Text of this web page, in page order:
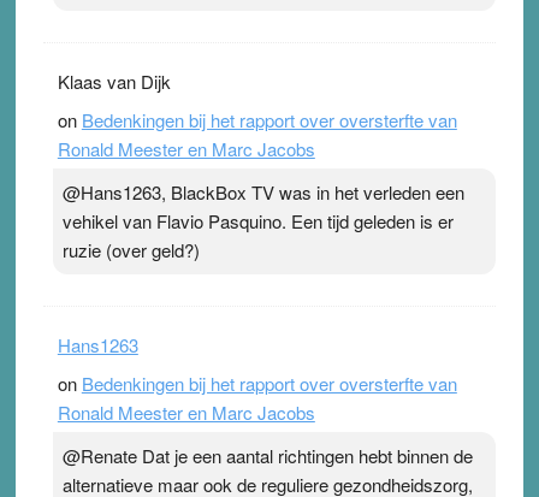
Klaas van Dijk
on Bedenkingen bij het rapport over oversterfte van
Ronald Meester en Marc Jacobs
@Hans1263, BlackBox TV was in het verleden een
vehikel van Flavio Pasquino. Een tijd geleden is er
ruzie (over geld?)
Hans1263
on Bedenkingen bij het rapport over oversterfte van
Ronald Meester en Marc Jacobs
@Renate Dat je een aantal richtingen hebt binnen de
alternatieve maar ook de reguliere gezondheidszorg,